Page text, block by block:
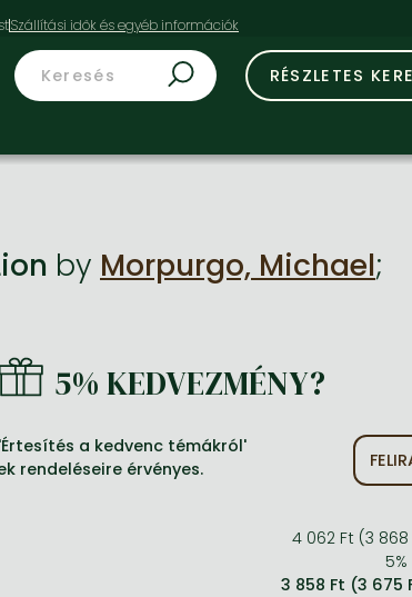
RÉSZLETES
by Morpurgo, Michael;
5% KEDVEZMÉNY?
a kedvenc témákról'
rendeléseire érvényes.
4 062 Ft (3
3 858 Ft (3 675